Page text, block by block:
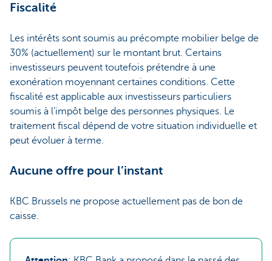
Fiscalité
Les intérêts sont soumis au précompte mobilier belge de
30% (actuellement) sur le montant brut. Certains
investisseurs peuvent toutefois prétendre à une
exonération moyennant certaines conditions. Cette
fiscalité est applicable aux investisseurs particuliers
soumis à l’impôt belge des personnes physiques. Le
traitement fiscal dépend de votre situation individuelle et
peut évoluer à terme.
Aucune offre pour l’instant
KBC Brussels ne propose actuellement pas de bon de
caisse.